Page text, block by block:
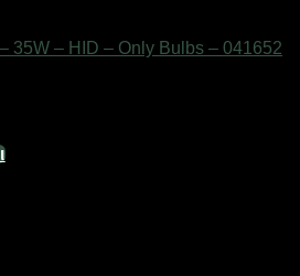
35W – HID – Only Bulbs – 041652